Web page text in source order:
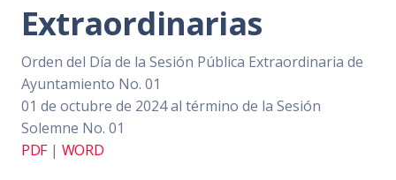
Extraordinarias
Orden del Día de la Sesión Pública Extraordinaria de
Ayuntamiento No. 01
01 de octubre de 2024 al término de la Sesión
Solemne No. 01
PDF| WORD